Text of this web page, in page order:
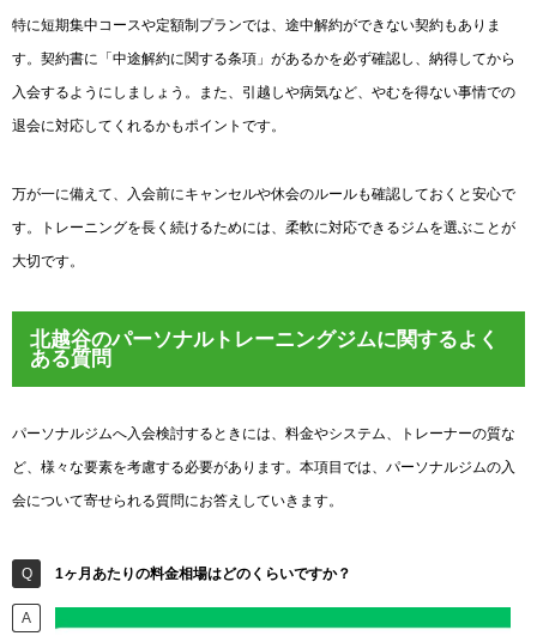
特に短期集中コースや定額制プランでは、途中解約ができない契約もありま
す。契約書に「中途解約に関する条項」があるかを必ず確認し、納得してから
入会するようにしましょう。また、引越しや病気など、やむを得ない事情での
退会に対応してくれるかもポイントです。
万が一に備えて、入会前にキャンセルや休会のルールも確認しておくと安心で
す。トレーニングを長く続けるためには、柔軟に対応できるジムを選ぶことが
大切です。
北越谷のパーソナルトレーニングジムに関するよく
ある質問
パーソナルジムへ入会検討するときには、料金やシステム、トレーナーの質な
ど、様々な要素を考慮する必要があります。本項目では、パーソナルジムの入
会について寄せられる質問にお答えしていきます。
1ヶ月あたりの料金相場はどのくらいですか？